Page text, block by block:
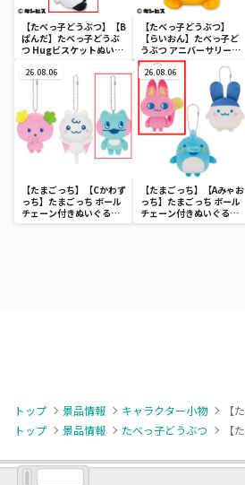
【たべっ子どうぶつ】【B
ぱんだ】たべっ子どうぶ
つ Hugビスケットぬいぐ
【たべっ子どうぶつ】
【らいおん】たべっ子ど
うぶつ アニバーサリー
BIG
26.08.06
【たまごっち】【Cかわず
っち】たまごっち ボール
チェーン付きぬいぐるみ
～Tamagotchi
26.08.06
【たまごっち】【Aみゃお
っち】たまごっち ボール
チェーン付きぬいぐるみ
～Tamagotchi
トップ 景品情報 キャラクター小物
トップ
景品情報 たべっ子どうぶつ